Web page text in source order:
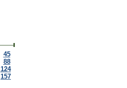
45
88
124
157